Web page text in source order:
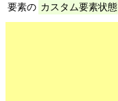
要素の カスタム要素状態